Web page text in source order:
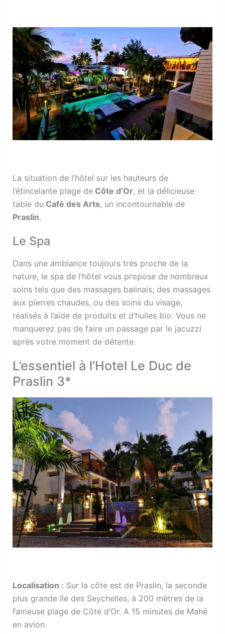
La situation de l’hôtel sur les hauteurs de
l’étincelante plage deCôte d’Or, et la délicieuse
table du Café des Arts, un incontournable de
Praslin.
Le Spa
Dans une ambiance toujours très proche de la
nature, le spa de l’hôtel vous propose de nombreux
soins tels que des massages balinais, des massages
aux pierres chaudes, ou des soins du visage,
réalisés à l’aide de produits et d’huiles bio. Vous ne
manquerez pas de faire un passage par le jacuzzi
après votre moment de détente.
L’essentiel à l’Hotel Le Duc de
Praslin 3*
Localisation : Sur la côte est de Praslin, la seconde
plus grande île des Seychelles, à 200 mètres de la
fameuse plage de Côte d’Or. A 15 minutes de Mahé
en avion.